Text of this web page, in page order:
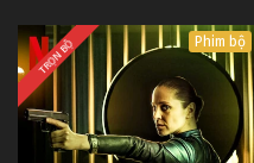
TRỌN BỘ Phim bộ